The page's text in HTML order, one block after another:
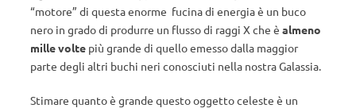
“motore” di questa enorme fucina di energia è un buco
nero in grado di produrre un flusso di raggi X che è almeno
mille volte più grande di quello emesso dalla maggior
parte degli altri buchi neri conosciuti nella nostra Galassia.
Stimare quanto è grande questo oggetto celeste è un